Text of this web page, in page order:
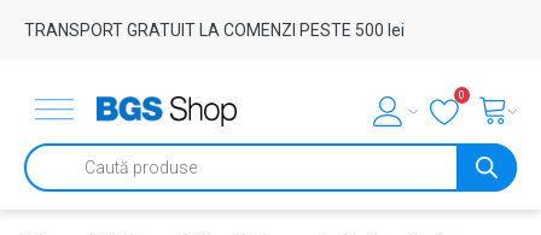
TRANSPORT GRATUIT LA COMENZI PESTE 500 lei
0
Products
search